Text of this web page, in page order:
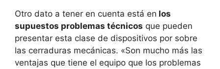
Otro dato a tener en cuenta está en los
supuestos problemas técnicos que pueden
presentar esta clase de dispositivos por sobre
las cerraduras mecánicas. «Son mucho más las
ventajas que tiene el equipo que los problemas